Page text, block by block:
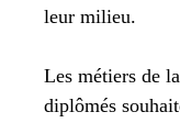
leur milieu.
Les métiers de
diplômés